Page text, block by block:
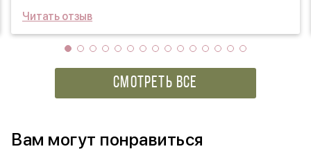
Читать отзыв
СМОТРЕТЬ ВСЕ
Вам могут понравиться